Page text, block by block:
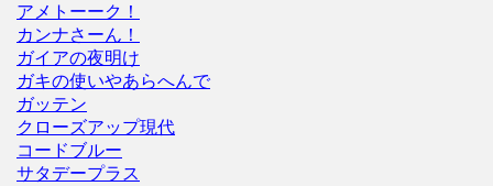
アメトーーク！
カンナさーん！
ガイアの夜明け
ガキの使いやあらへんで
ガッテン
クローズアップ現代
コードブルー
サタデープラス